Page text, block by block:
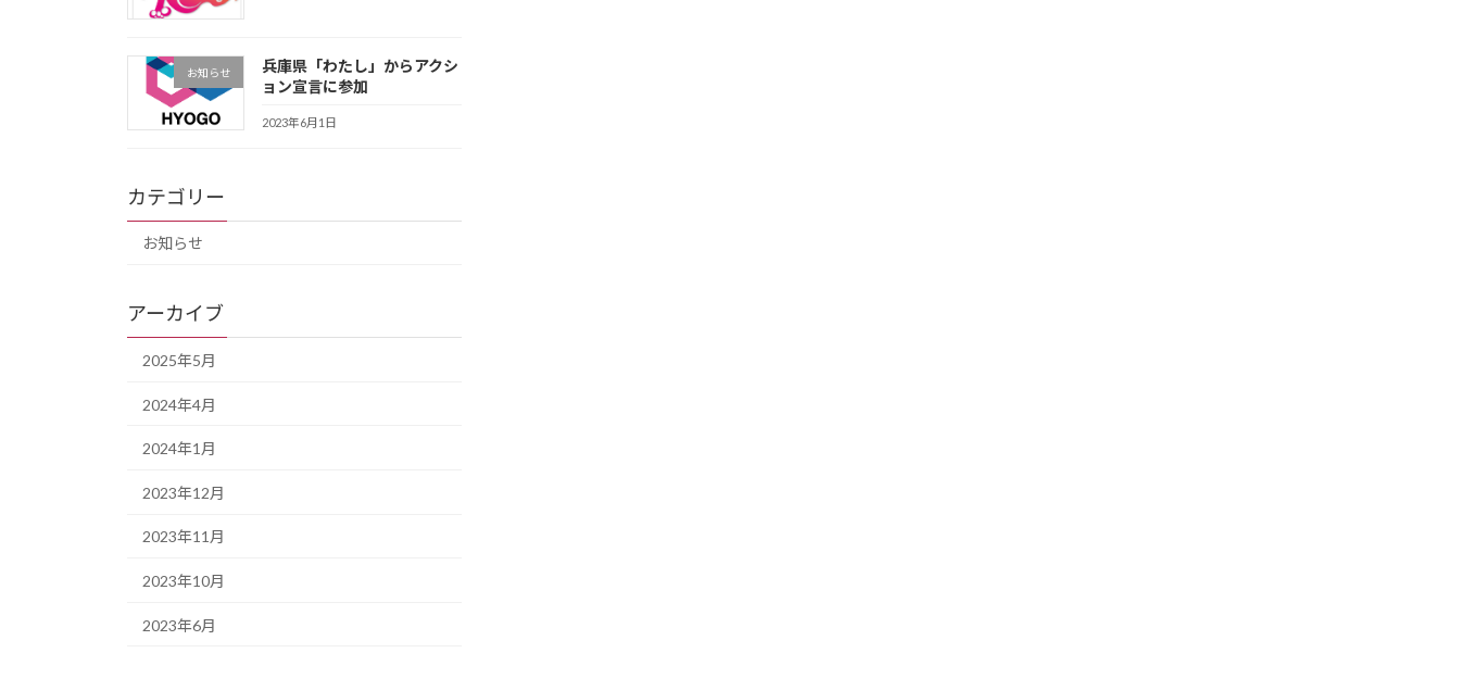
お知らせ
兵庫県「わたし」からアクシ
ョン宣言に参加
2023年6月1日
カテゴリー
お知らせ
アーカイブ
2025年5月
2024年4月
2024年1月
2023年12月
2023年11月
2023年10月
2023年6月